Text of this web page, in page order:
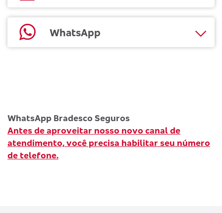
WhatsApp
WhatsApp Bradesco Seguros
Antes de aproveitar nosso novo canal de
atendimento, você precisa habilitar seu número
de telefone.